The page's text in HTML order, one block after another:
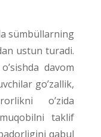
sümbüllarning
ustun turadi.
davom
go’zallik,
o’zida
taklif
qabul